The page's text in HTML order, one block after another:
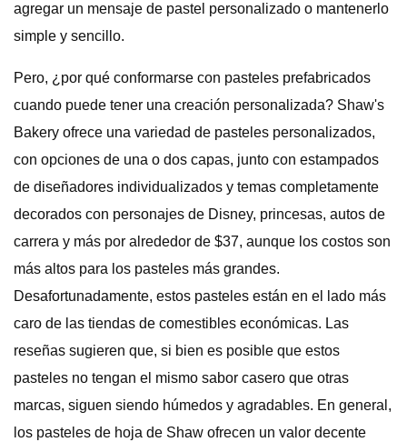
agregar un mensaje de pastel personalizado o mantenerlo
simple y sencillo.
Pero, ¿por qué conformarse con pasteles prefabricados
cuando puede tener una creación personalizada? Shaw's
Bakery ofrece una variedad de pasteles personalizados,
con opciones de una o dos capas, junto con estampados
de diseñadores individualizados y temas completamente
decorados con personajes de Disney, princesas, autos de
carrera y más por alrededor de $37, aunque los costos son
más altos para los pasteles más grandes.
Desafortunadamente, estos pasteles están en el lado más
caro de las tiendas de comestibles económicas. Las
reseñas sugieren que, si bien es posible que estos
pasteles no tengan el mismo sabor casero que otras
marcas, siguen siendo húmedos y agradables. En general,
los pasteles de hoja de Shaw ofrecen un valor decente